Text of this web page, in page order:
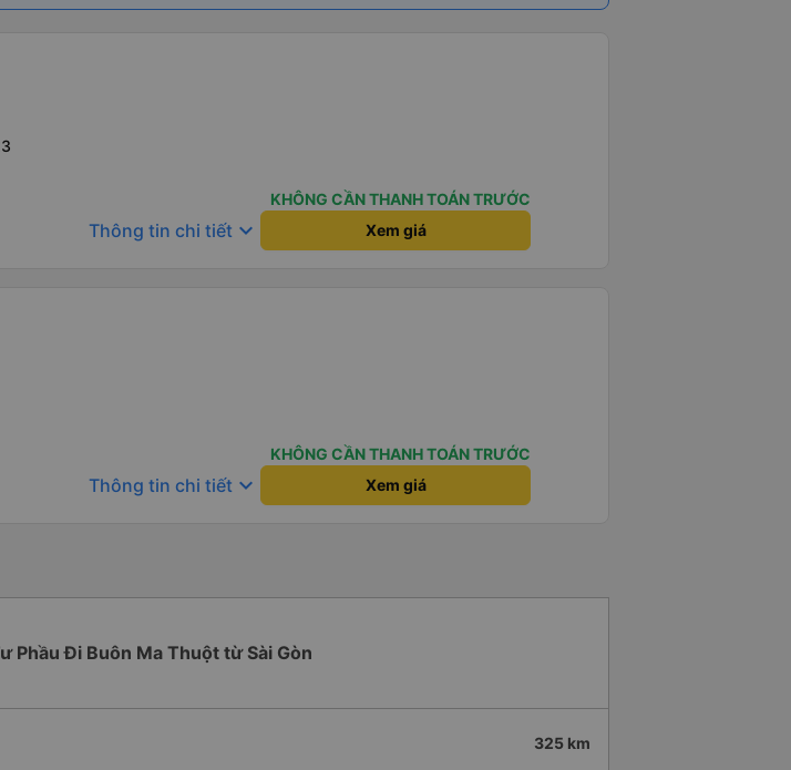
KHÔNG CẦN THANH TOÁN TRƯỚC
Thông tin chi tiết keyboard_arrow_down Xem giá
KHÔNG CẦN THANH TOÁN TRƯỚC
Thông tin chi tiết keyboard_arrow_down Xem giá
Phầu Đi Buôn Ma Thuột từ Sài Gòn
325 km